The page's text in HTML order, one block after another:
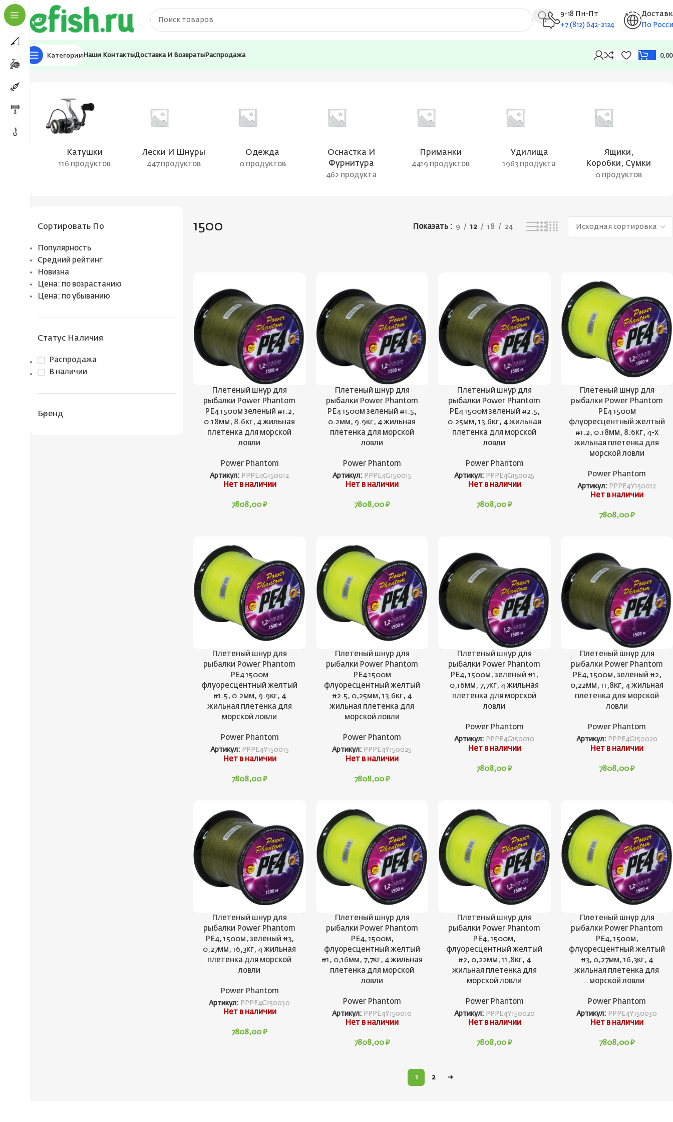
9-18 Пн-Пт
+7 (812) 642-2124
По
Категории Наши КонтактыДоставка И Возвраты Распродажа
Главная Товар Размотка, м
Катушки
116 продуктов
Лески И Шнуры
447 продуктов
Одежда
0 продуктов
Оснастка И
Фурнитура
462 продукта
Приманки
4419 продуктов
Удилища
1963 продукта
Ящики,
Коробки, Сумки
0 продуктов
Сортировать По
Популярность
Средний рейтинг
Новизна
Цена: по возрастанию
Цена: по убыванию
Статус Наличия
Распродажа
В наличии
Бренд
1500 Показать 9 12 18 24
Плетеный шнур для
рыбалки Power Phantom
PE4 1500м зеленый #1.2,
0.18мм, 8.6кг, 4 жильная
плетенка для морской
ловли
Power Phantom
Артикул: PPPE4G150012
Нет в наличии
7808,00₽
Плетеный шнур для
рыбалки Power Phantom
PE4 1500м зеленый #1.5,
0.2мм, 9.9кг, 4 жильная
плетенка для морской
ловли
Power Phantom
Артикул: PPPE4G150015
Нет в наличии
7808,00 ₽
Плетеный шнур для
рыбалки Power Phantom
PE4 1500м зеленый #2.5,
0.25мм, 13.6кг, 4 жильная
плетенка для морской
ловли
Power Phantom
Артикул: PPPE4G150025
Нет в наличии
7808,00₽
Плетеный шнур для
рыбалки Power Phantom
PE4 1500м
флуоресцентный желтый
#1.2, 0.18мм, 8.6кг, 4-х
жильная плетенка для
морской ловли
Power Phantom
Артикул: PPPE4Y150012
Нет в наличии
7808,00 ₽
Плетеный шнур для
рыбалки Power Phantom
PE4 1500м
флуоресцентный желтый
#1.5, 0.2мм, 9.9кг, 4
жильная плетенка для
морской ловли
Power Phantom
Артикул: PPPE4Y150015
Нет в наличии
7808,00₽
Плетеный шнур для
рыбалки Power Phantom
PE4 1500м
флуоресцентный желтый
#2.5, 0,25мм, 13.6кг, 4
жильная плетенка для
морской ловли
Power Phantom
Артикул: PPPE4Y150025
Нет в наличии
7808,00 ₽
Плетеный шнур для
рыбалки Power Phantom
PE4, 1500м, зеленый #1,
0,16мм, 7,7кг, 4 жильная
плетенка для морской
ловли
Power Phantom
Артикул: PPPE4G150010
Нет в наличии
7808,00₽
Плетеный шнур для
рыбалки Power Phantom
PE4, 1500м, зеленый #2,
0,22мм, 11,8кг, 4 жильная
плетенка для морской
ловли
Power Phantom
Артикул: PPPE4G150020
Нет в наличии
7808,00 ₽
Плетеный шнур для
рыбалки Power Phantom
PE4, 1500м, зеленый #3,
0,27мм, 16,3кг, 4 жильная
плетенка для морской
ловли
Power Phantom
Артикул: PPPE4G150030
Нет в наличии
7808,00₽
Плетеный шнур для
рыбалки Power Phantom
PE4, 1500м,
флуоресцентный желтый
#1, 0,16мм, 7,7кг, 4 жильная
плетенка для морской
ловли
Power Phantom
Артикул: PPPE4Y150010
Нет в наличии
7808,00 ₽
Плетеный шнур для
рыбалки Power Phantom
PE4, 1500м,
флуоресцентный желтый
#2, 0,22мм, 11,8кг, 4
жильная плетенка для
морской ловли
Power Phantom
Артикул: PPPE4Y150020
Нет в наличии
7808,00₽
Плетеный шнур для
рыбалки Power Phantom
PE4, 1500м,
флуоресцентный желтый
#3, 0,27мм, 16,3кг, 4
жильная плетенка для
морской ловли
Power Phantom
Артикул: PPPE4Y150030
Нет в наличии
7808,00 ₽
1 2 →